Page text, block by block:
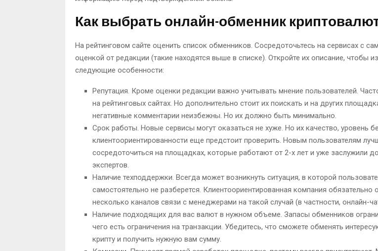
Как выбрать онлайн-обменник
На рейтинговом сайте оценить список обменников. Сосредоточьтесь на сервисах с
оценкой от редакции (такие находятся выше в списке). Откройте их описание, чтобы
следующие особенности:
Репутация. Кроме оценки редакции важно учитывать мнение пользователей.
на рейтинговых сайтах. Но дополнительно стоит их поискать и на других
негативные комментарии неизбежны. Но их должно быть минимально.
Срок работы. Новые сервисы могут оказаться не хуже. Но их качество, уровень
клиентоориентированности еще предстоит проверить. Новым пользователям
сосредоточиться на площадках, которые работают от 2-х лет и уже заслужили
экспертов.
Наличие техподдержки. Всегда может возникнуть ситуация, в которой
самостоятельно не разберется. Клиентоориентированная компания обязательно
несколько каналов связи с менеджерами на такой случай (в частности, онлайн-
Наличие подходящих для вас валют в нужном объеме. Запасы обменников
чего есть ограничения на транзакции. Убедитесь, что сможете обменять
крипту и получить нужную вам сумму.